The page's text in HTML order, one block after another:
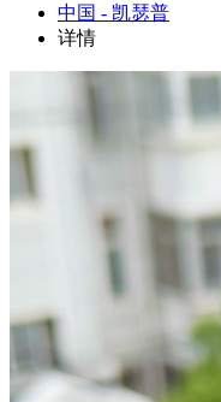
中国 - 凯瑟普
详情